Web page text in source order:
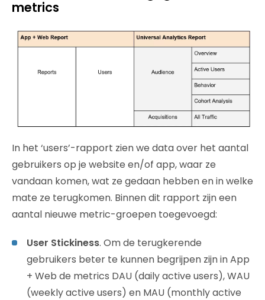
metrics
In het ‘users’-rapport zien we data over het aantal
gebruikers op je website en/of app, waar ze
vandaan komen, wat ze gedaan hebben en in welke
mate ze terugkomen. Binnen dit rapport zijn een
aantal nieuwe metric-groepen toegevoegd:
User Stickiness. Om de terugkerende
gebruikers beter te kunnen begrijpen zijn in App
+ Web de metrics DAU (daily active users), WAU
(weekly active users) en MAU (monthly active